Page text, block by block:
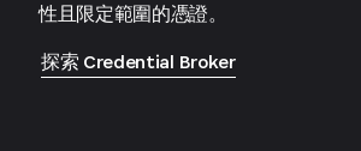
性且限定範圍的憑證。
探索 Credential Broker